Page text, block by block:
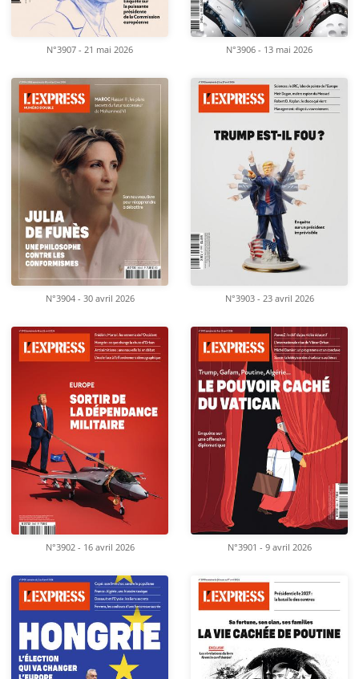
N°3907 - 21 mai 2026 N°3906 - 13 mai 2026
N°3904 - 30 avril 2026 N°3903 - 23 avril 2026
N°3902 - 16 avril 2026 N°3901 - 9 avril 2026